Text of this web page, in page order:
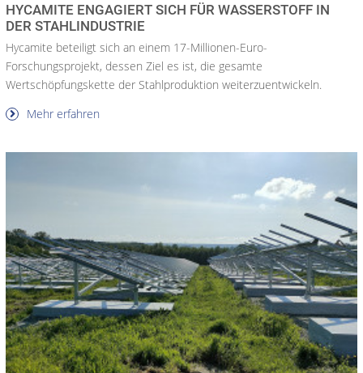
HYCAMITE ENGAGIERT SICH FÜR WASSERSTOFF IN
DER STAHLINDUSTRIE
Hycamite beteiligt sich an einem 17-Millionen-Euro-
Forschungsprojekt, dessen Ziel es ist, die gesamte
Wertschöpfungskette der Stahlproduktion weiterzuentwickeln.
Mehr erfahren